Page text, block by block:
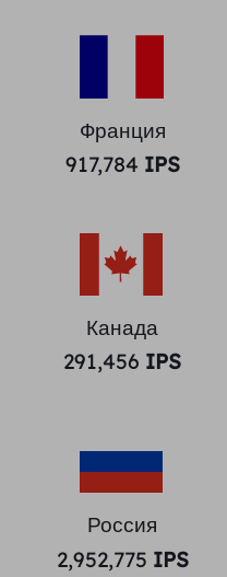
Франция
917,784 IPS
Канада
291,456 IPS
Россия
2,952,775 IPS